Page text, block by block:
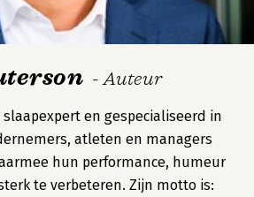
- Auteur
en gespecialiseerd in
atleten en managers
hun performance, humeur
te verbeteren. Zijn motto is: